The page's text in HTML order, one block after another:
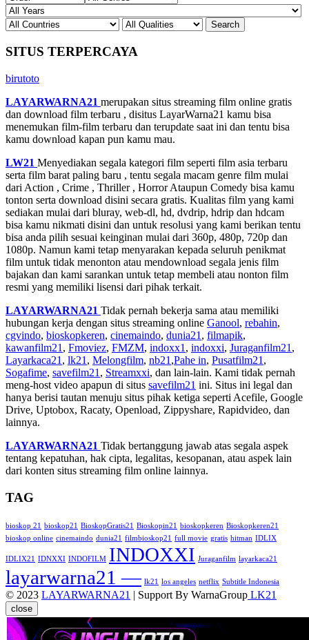
SITUS TERPERCAYA
birutoto
LAYARWARNA21 merupakan situs streaming film online gratis
dan download film terbaru , disitus LayarWarna21 kamu bisa
menemukan film-film terbaru dan terupdate saat ini dan tentu bisa
kamu download kapan pun kamu mau.
LW21 Menyediakan segala kategori film seperti film asia terbaru
serta film barat paling baru , tentu segala macam genre film mulai
dari Action , Crime , Thriller , Horror Ataupun Comedy bisa kamu
tonton serta download disini secara gratis. Kualitas film yang kami
sediakan mulai dari bluray, web-dl, hd, dvdrip, hdrip dan hdcam
bisa kamu nikmati disini dan untuk resolusi yang kami berikan tentu
bisa anda pilih sesuai keinginan mulai dari 360p, 480p, 720p dan
1080p. Namun kami tetap menyarakan kepada seluruh penikmat
film untuk tidak menonton atau mendownload segala jenis film
bajakan dan kami sarankan untuk tetap membeli atau nonton film
resmi yang memiliki lisensi dari pihak terkait.
LAYARWARNA21 Tidak pernah bekerja sama atau memiliki
hubungan kerja dengan situs streaming online Ganool, rebahin,
cgvindo, bioskopkeren, cinemaindo, dunia21 , filmapik,
kawanfilm21 , Fmoviez, FMZM, indoxx1 , indoxxi, Juraganfilm21 ,
Layarkaca21 , lk21 , Melongfilm, nb21 ,Pahe in, Pusatfilm21 ,
Sogafime, savefilm21 , Streamxxi, dan lain-lain. Kami tidak pernah
meng-host video apapun di situs savefilm21 ini. Situs ini legal dan
hanya berisi tautan menuju situs pihak ketiga seperti Acefile, Google
Drive, Uptobox, Racaty, Openload, Zippyshare, Rapidvideo, dan
lainnya.
LAYARWARNA21 Tidak bertanggung jawab atas segala aspek
tentang kepatuhan, hak cipta, legalitas, kesopanan, atau aspek lain
dari konten situs streaming film online lainnya.
TAG
bioskop 21 bioskop21 BioskopGratis21 Bioskopin21 bioskopkeren Bioskopkeren21
bioskop online cinemaindo dunia21 filmbioskop21 full movie gratis hitman IDLIX
IDLIX21 IDNXXI INDOFILM INDOXXI Juraganfilm layarkaca21
layarwarna21 — lk21 los angeles netflix Subtitle Indonesia
© 2023 LAYARWARNA21 | Support By WarnaGroup LK21
close